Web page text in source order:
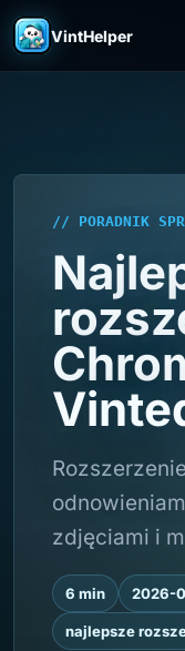
VintHelper
// PORADNIK
zdjęciami i
6 min 2026-
najlepsze